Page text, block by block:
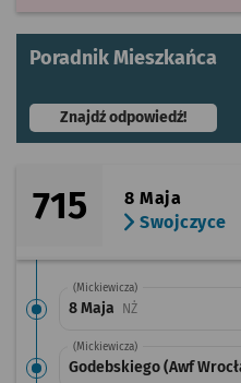
Poradnik Mieszkańca
Znajdź odpowiedź!-
715
8 Maja
Swojczyce
(Mickiewicza)
8 Maja NŻPrzystanek na
(Mickiewicza)
Godebskiego (Awf